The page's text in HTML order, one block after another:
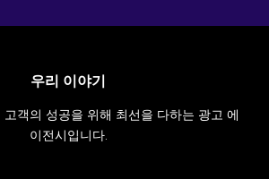
우리 이야기
객의 성공을 위해 최선을 다하는 광고 에
이전시입니다.